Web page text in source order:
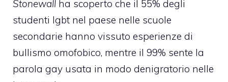
Stonewall ha scoperto che il 55% degli
studenti lgbt nel paese nelle scuole
secondarie hanno vissuto esperienze di
bullismo omofobico, mentre il 99% sente la
parola gay usata in modo denigratorio nelle